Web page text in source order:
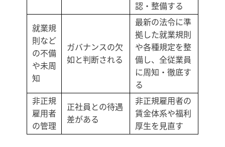
認・整備する
就業規
則など
の不備
や未周
知
ガバナンスの欠
如と判断される
最新の法令に準
拠した就業規則
や各種規定を整
備し、全従業員
に周知・徹底す
る
非正規
雇用者
の管理
正社員との待遇
差がある
非正規雇用者の
賃金体系や福利
厚生を見直す